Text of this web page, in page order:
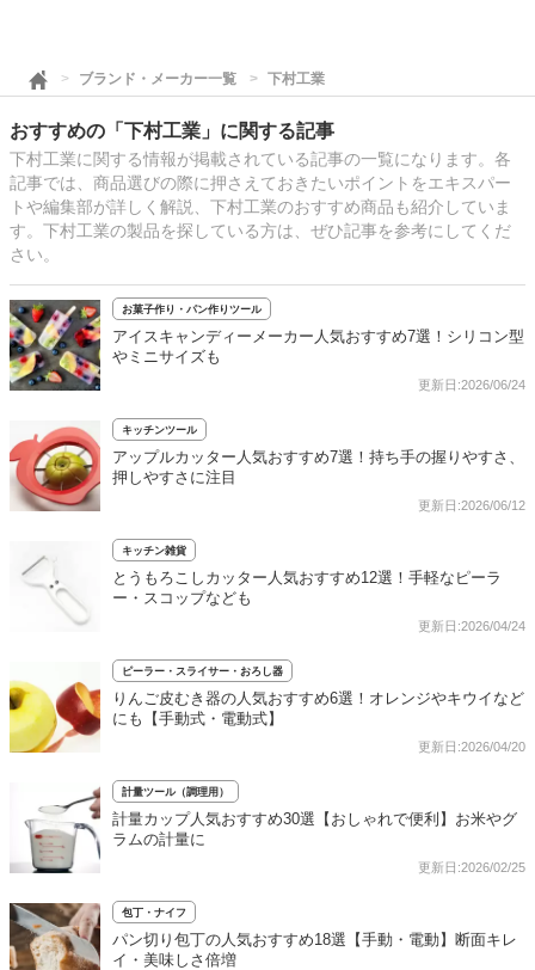
ブランド・メーカー一覧 下村工業
おすすめの「下村工業」に関する記事
下村工業に関する情報が掲載されている記事の一覧になります。各
記事では、商品選びの際に押さえておきたいポイントをエキスパー
トや編集部が詳しく解説、下村工業のおすすめ商品も紹介していま
す。下村工業の製品を探している方は、ぜひ記事を参考にしてくだ
さい。
お菓子作り・パン作りツール
アイスキャンディーメーカー人気おすすめ7選！シリコン型
やミニサイズも
更新日:2026/06/24
キッチンツール
アップルカッター人気おすすめ7選！持ち手の握りやすさ、
押しやすさに注目
更新日:2026/06/12
キッチン雑貨
とうもろこしカッター人気おすすめ12選！手軽なピーラ
ー・スコップなども
更新日:2026/04/24
ピーラー・スライサー・おろし器
りんご皮むき器の人気おすすめ6選！オレンジやキウイなど
にも【手動式・電動式】
更新日:2026/04/20
計量ツール（調理用）
計量カップ人気おすすめ30選【おしゃれで便利】お米やグ
ラムの計量に
更新日:2026/02/25
包丁・ナイフ
パン切り包丁の人気おすすめ18選【手動・電動】断面キレ
イ・美味しさ倍増